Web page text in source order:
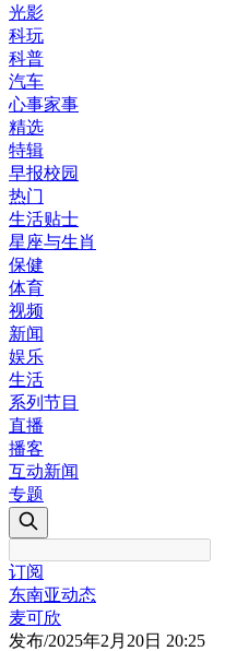
光影
科玩
科普
汽车
心事家事
精选
特辑
早报校园
热门
生活贴士
星座与生肖
保健
体育
视频
新闻
娱乐
生活
系列节目
直播
播客
互动新闻
专题
订阅
东南亚动态
麦可欣
发布/2025年2月20日 20:25